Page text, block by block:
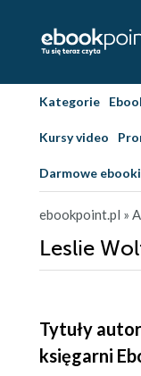
Kategorie
Kursy video
Darmowe ebooki
ebookpoint.pl »
Leslie
Tytuły
księgarni